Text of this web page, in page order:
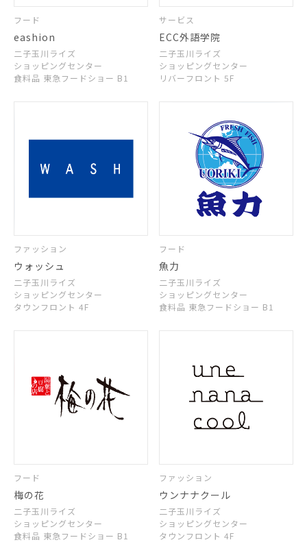
フード
eashion
二子玉川ライズ
ショッピングセンター
食料品 東急フードショー B1
サービス
ECC外語学院
二子玉川ライズ
ショッピングセンター
リバーフロント 5F
ファッション
ウォッシュ
二子玉川ライズ
ショッピングセンター
タウンフロント 4F
フード
魚力
二子玉川ライズ
ショッピングセンター
食料品 東急フードショー B1
フード
梅の花
二子玉川ライズ
ショッピングセンター
食料品 東急フードショー B1
ファッション
ウンナナクール
二子玉川ライズ
ショッピングセンター
タウンフロント 4F